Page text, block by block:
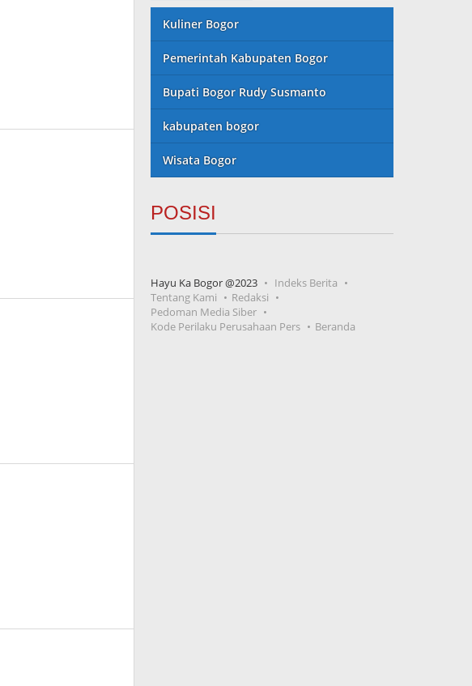
Kuliner Bogor
Pemerintah Kabupaten Bogor
Bupati Bogor Rudy Susmanto
kabupaten bogor
Wisata Bogor
POSISI
Hayu Ka Bogor @2023
Indeks Berita
Tentang Kami
Redaksi
Pedoman Media Siber
Kode Perilaku Perusahaan Pers
Beranda